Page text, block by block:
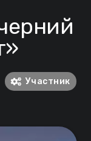
Участник